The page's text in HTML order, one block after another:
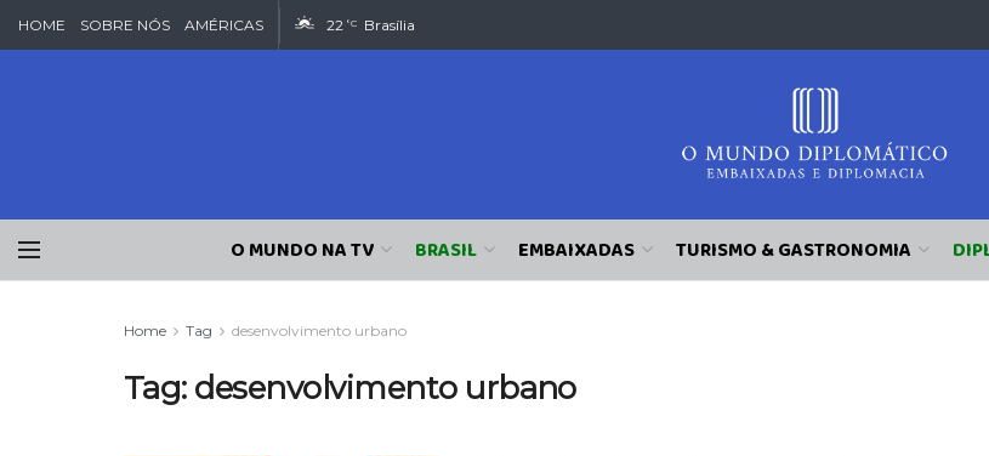
HOME SOBRE NÓS AMÉRICAS 22 °C Brasília
O MUNDO NA TV BRASIL EMBAIXADAS TURISMO & GASTRONOMIA
Home Tag desenvolvimento urbano
Tag: desenvolvimento urbano